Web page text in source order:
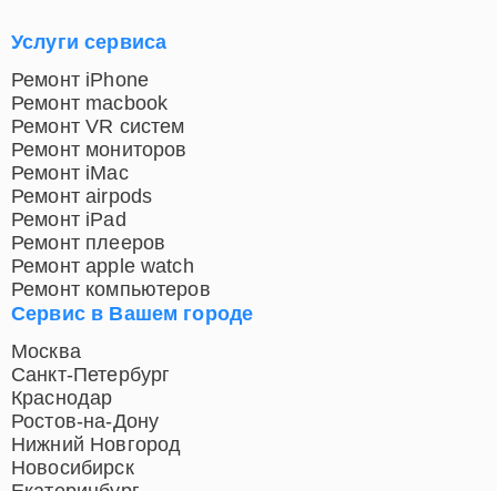
Сервис в Вашем городе
Москва
Санкт-Петербург
Краснодар
Ростов-на-Дону
Нижний Новгород
Новосибирск
Услуги сервиса
Ремонт iPhone
Ремонт macbook
Ремонт VR систем
Ремонт мониторов
Ремонт iMac
Ремонт airpods
Ремонт iPad
Ремонт плееров
Ремонт apple watch
Ремонт компьютеров